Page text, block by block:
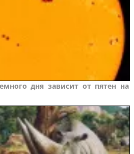
дня зависит от пятен на